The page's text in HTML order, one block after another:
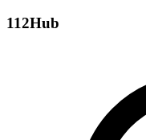
112Hub